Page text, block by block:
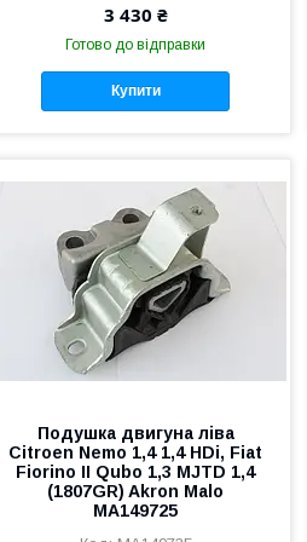
3 430 ₴
Готово до відправки
Купити
Подушка двигуна ліва
Citroen Nemo 1,4 1,4 HDi, Fiat
Fiorino II Qubo 1,3 MJTD 1,4
(1807GR) Akron Malo
MA149725